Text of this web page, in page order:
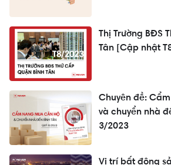
Thị Trường BĐS
Tân [Cập nhật
Chuyên đề:
và chuyển nhà
3/2023
Vị trí bất động